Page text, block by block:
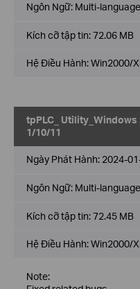
Ngôn Ngữ: Multi-language
Kích cỡ tập tin:72.06 MB
Hệ Điều Hành: Win2000/
tpPLC_
1/10/11
Ngày Phát Hành: 2024-
Ngôn Ngữ: Multi-language
Kích cỡ tập tin:72.45 MB
Hệ Điều Hành: Win2000/
Note: